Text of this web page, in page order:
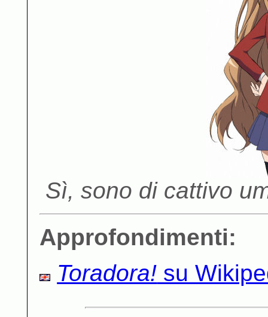
Sì, sono di cattivo
Approfondimenti:
Toradora! su